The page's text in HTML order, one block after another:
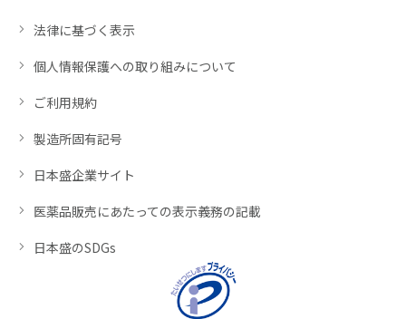
法律に基づく表示
個人情報保護への取り組みについて
ご利用規約
製造所固有記号
日本盛企業サイト
医薬品販売にあたっての表示義務の記載
日本盛のSDGs